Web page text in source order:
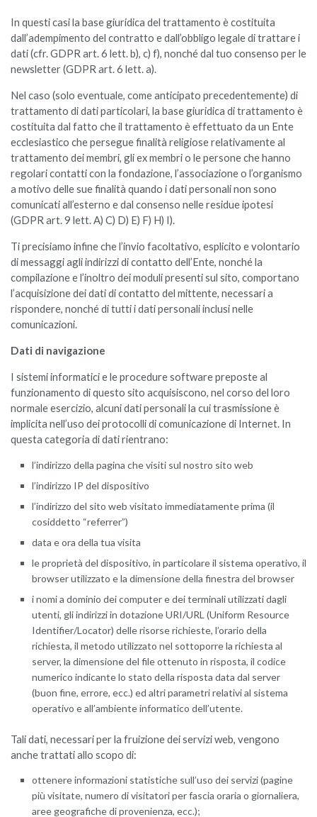
In questi casi la base giuridica del trattamento è costituita
dall’adempimento del contratto e dall’obbligo legale di trattare i
dati (cfr. GDPR art. 6 lett. b), c) f), nonché dal tuo consenso per le
newsletter (GDPR art. 6 lett. a).
Nel caso (solo eventuale, come anticipato precedentemente) di
trattamento di dati particolari, la base giuridica di trattamento è
costituita dal fatto che il trattamento è effettuato da un Ente
ecclesiastico che persegue finalità religiose relativamente al
trattamento dei membri, gli ex membri o le persone che hanno
regolari contatti con la fondazione, l’associazione o l’organismo
a motivo delle sue finalità quando i dati personali non sono
comunicati all’esterno e dal consenso nelle residue ipotesi
(GDPR art. 9 lett. A) C) D) E) F) H) I).
Ti precisiamo infine che l’invio facoltativo, esplicito e volontario
di messaggi agli indirizzi di contatto dell’Ente, nonché la
compilazione e l’inoltro dei moduli presenti sul sito, comportano
l’acquisizione dei dati di contatto del mittente, necessari a
rispondere, nonché di tutti i dati personali inclusi nelle
comunicazioni.
Dati di navigazione
I sistemi informatici e le procedure software preposte al
funzionamento di questo sito acquisiscono, nel corso del loro
normale esercizio, alcuni dati personali la cui trasmissione è
implicita nell’uso dei protocolli di comunicazione di Internet. In
questa categoria di dati rientrano:
l’indirizzo della pagina che visiti sul nostro sito web
l’indirizzo IP del dispositivo
l’indirizzo del sito web visitato immediatamente prima (il
cosiddetto “referrer”)
data e ora della tua visita
le proprietà del dispositivo, in particolare il sistema operativo, il
browser utilizzato e la dimensione della finestra del browser
i nomi a dominio dei computer e dei terminali utilizzati dagli
utenti, gli indirizzi in dotazione URI/URL (Uniform Resource
Identifier/Locator) delle risorse richieste, l’orario della
richiesta, il metodo utilizzato nel sottoporre la richiesta al
server, la dimensione del file ottenuto in risposta, il codice
numerico indicante lo stato della risposta data dal server
(buon fine, errore, ecc.) ed altri parametri relativi al sistema
operativo e all’ambiente informatico dell’utente.
Tali dati, necessari per la fruizione dei servizi web, vengono
anche trattati allo scopo di:
ottenere informazioni statistiche sull’uso dei servizi (pagine
più visitate, numero di visitatori per fascia oraria o giornaliera,
aree geografiche di provenienza, ecc.);